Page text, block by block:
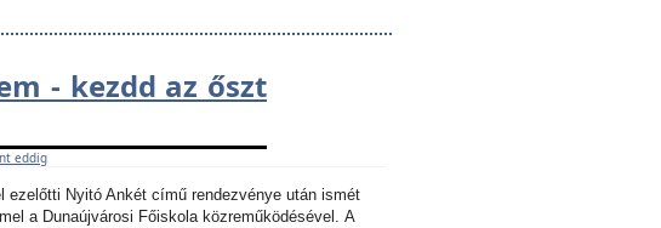
- kezdd az őszt
eddig
Nyitó Ankét című rendezvénye után ismét
a Dunaújvárosi Főiskola közreműködésével. A